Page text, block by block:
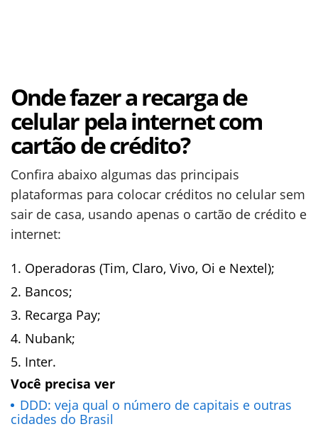
Onde fazer a recarga de
celular pela internet com
cartão de crédito?
Confira abaixo algumas das principais
plataformas para colocar créditos no celular sem
sair de casa, usando apenas o cartão de crédito e
internet:
Operadoras (Tim, Claro, Vivo, Oi e Nextel);
Bancos;
Recarga Pay;
Nubank;
Inter.
Você precisa ver
DDD: veja qual o número de capitais e outras
cidades do Brasil